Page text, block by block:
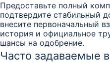
Предоставьте полный
подтвердите стабильный
внесите первоначальный
история и официальное
шансы на одобрение.
Часто задаваемые